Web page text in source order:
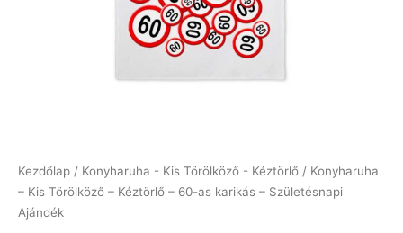
Kezdőlap / Konyharuha - Kis Törölköző - Kéztörlő / Konyharuha
– Kis Törölköző – Kéztörlő – 60-as karikás – Születésnapi
Ajándék